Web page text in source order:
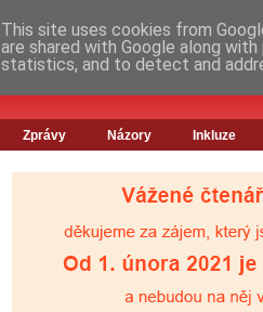
Zprávy Názory Inkluze
This site uses cookies from
are shared with Google along
statistics, and to detect and